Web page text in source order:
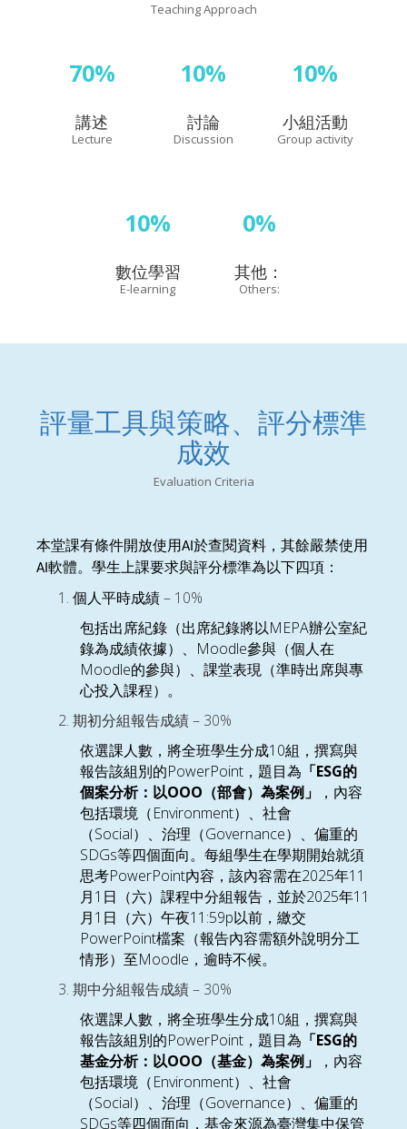
Teaching Approach
70%
講述
Lecture
10%
討論
Discussion
10%
小組活動
Group activity
10%
數位學習
E-learning
0%
其他：
Others:
評量工具與策略、評分標準
成效
Evaluation Criteria
本堂課有條件開放使用AI 於查閱資料，其餘嚴禁使用
AI 軟體。學生上課要求與評分標準為以下四項：
個人平時成績 – 10%
包括出席紀錄（出席紀錄將以 MEPA辦公室紀
錄為成績依據）、
Moodle參與（個人在
Moodle的參與）、課堂表現（準時出席與專
心投入課程）。
期初分組報告成績 – 30%
依選課人數，將全班學生分成10組，撰寫與
報告該組別的PowerPoint ，題目為 「 ESG的
個案分析：以OOO （部會）為案例」
，內容
包括環境（ Environment）、社會
（Social）、治理（Governance）、偏重的
SDGs等四個面向。每組學生在學期開始就須
思考PowerPoint內容，該內容需在2025年11
月 1 日（六） 課程中分組報告，並於2025年11
月 1 日（六） 午夜11:59p 以前，繳交
PowerPoint檔案（報告內容需額外說明分工
情形）至Moodle ，逾時不候。
期中分組報告成績 – 30%
依選課人數，將全班學生分成10組，撰寫與
報告該組別的PowerPoint ，題目為 「 ESG的
基金分析：以OOO （基金）為案例」
，內容
包括環境（ Environment）、社會
（Social）、治理（Governance）、偏重的
SDGs等四個面向，基金來源為臺灣集中保管